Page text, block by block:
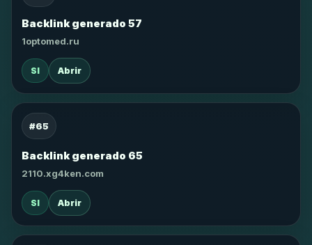
Backlink generado 57
1optomed.ru
SI Abrir
#65
Backlink generado 65
2110.xg4ken.com
SI Abrir